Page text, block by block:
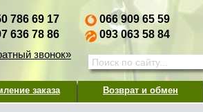
786 69 17
636 78 86
звонок»
066 909 65 59
093 063 58 84
заказа Возврат и обмен